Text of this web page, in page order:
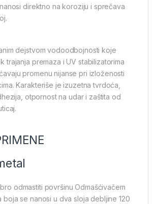
direktno na koroziju i sprečava
dejstvom vodoodbojnosti koje
trajanja premaza i UV stabilizatorima
promenu nijanse pri izloženosti
Karakteriše je izuzetna tvrdoća,
otpornost na udar i zaštita od
odmastiti površinu Odmašćivačem
boja se nanosi u dva sloja debljine 120